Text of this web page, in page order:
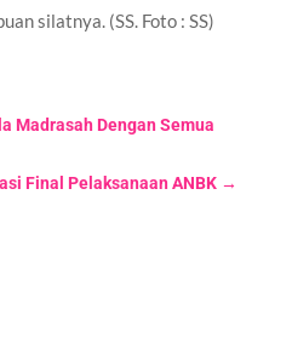
silatnya. (SS. Foto : SS)
Madrasah Dengan Semua
Final Pelaksanaan ANBK →